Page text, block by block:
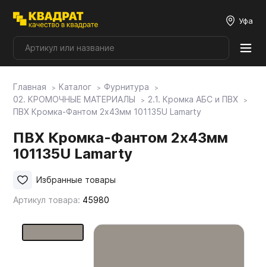
Уфа
Плитные материалы
Мой ЭГГЕР
Фасады
Главная Каталог
Фурнитура
02. КРОМОЧНЫЕ МАТЕРИАЛЫ
2.1. Кромка АБС и ПВХ
ПВХ Кромка-Фантом 2х43мм 101135U Lamarty
ПВХ Кромка-Фантом 2х43мм
101135U Lamarty
Артикул товара: 45980
Избранные товары